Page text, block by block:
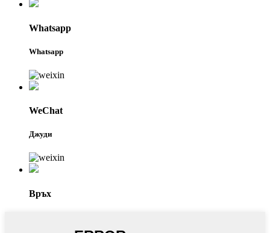
Whatsapp
Whatsapp
WeChat
Джуди
Връх